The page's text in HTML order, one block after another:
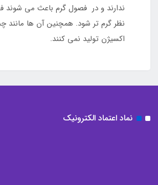
ندارند و در فصول گرم باعث می شوند
نظر گرم تر شود. همچنین آن ها
اکسیژن تولید نمی کنند.
نماد اعتماد الکترونیک